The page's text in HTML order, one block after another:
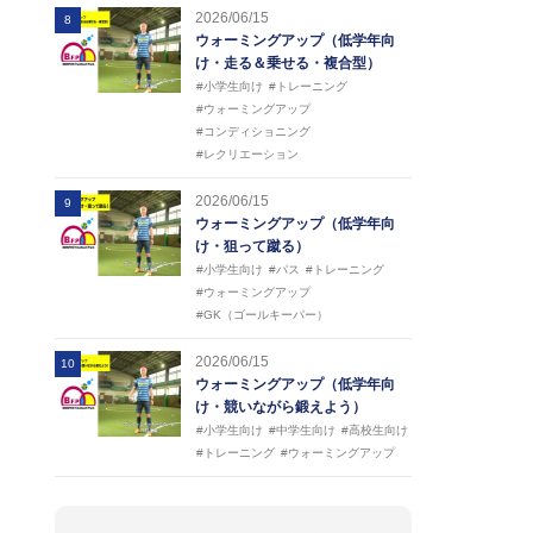
8
2026/06/15
ウォーミングアップ（低学年向
け・走る＆乗せる・複合型）
#小学生向け #トレーニング
#ウォーミングアップ
#コンディショニング
#レクリエーション
9
2026/06/15
ウォーミングアップ（低学年向
け・狙って蹴る）
#小学生向け #パス
#トレーニング
#ウォーミングアップ
#GK（ゴールキーパー）
10
2026/06/15
ウォーミングアップ（低学年向
け・競いながら鍛えよう）
#小学生向け #中学生向け #高校生向け
#トレーニング #ウォーミングアップ